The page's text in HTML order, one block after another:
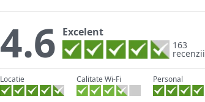
4.6 Excelent
163
recenzii
Locatie Calitate Wi-Fi Personal